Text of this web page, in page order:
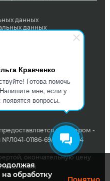
Кравченко
Готова помочь
мне, если у
появятся вопросы.
данных
данных
сервиса Яндекс
партнером -
01186-69/00342824
окончательную цену
обработку